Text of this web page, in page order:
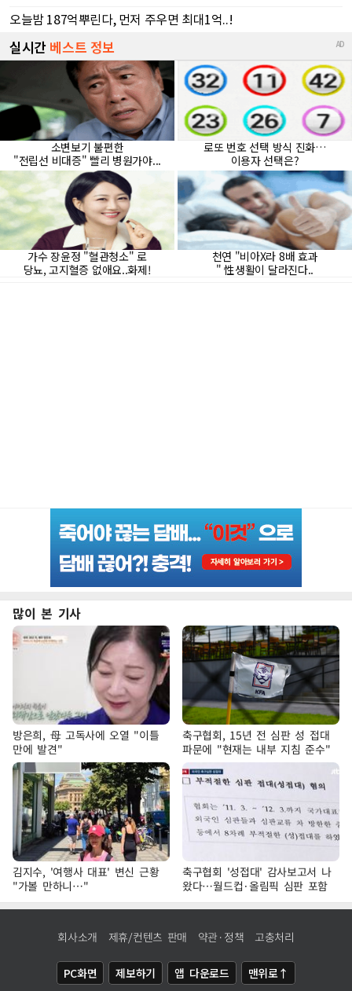
많이 본 기사
방은희, 母 고독사에 오열 "이틀
만에 발견"
축구협회, 15년 전 심판 성 접대
파문에 "현재는 내부 지침 준수"
김지수, '여행사 대표' 변신 근황
"가볼 만하니…"
축구협회 '성접대' 감사보고서 나
왔다…월드컵·올림픽 심판 포함
회사소개 제휴/컨텐츠 판매 약관·정책 고충처리
PC화면 제보하기 앱 다운로드 맨위로↑